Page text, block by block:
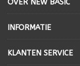
INFORMATIE
KLANTEN SERVICE